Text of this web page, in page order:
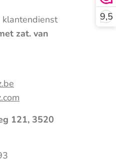
9,5
klantendienst
zat. van
121, 3520